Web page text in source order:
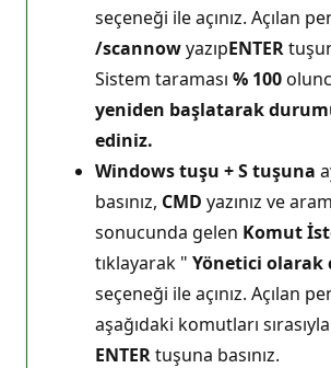
seçeneği ile açınız. Açılan
/scannowyazıpENTER
Sistem taraması % 100
yeniden başlatarak
ediniz.
Windows tuşu + S tuşuna
basınız, CMD yazınız ve
sonucunda gelen Komut
tıklayarak " Yönetici olarak
seçeneği ile açınız. Açılan
aşağıdaki komutları
ENTERtuşuna basınız.